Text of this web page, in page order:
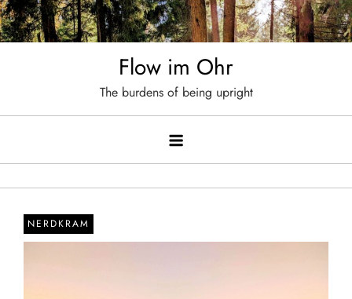
Skip
to
Flow im Ohr
The burdens of being upright
NERDKRAM